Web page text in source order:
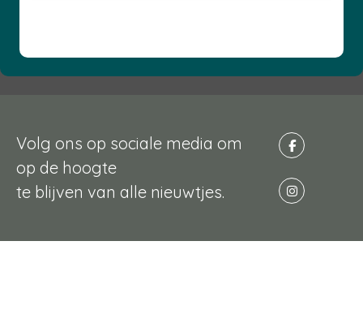
Volg ons op sociale media om
op de hoogte
te blijven van alle nieuwtjes.